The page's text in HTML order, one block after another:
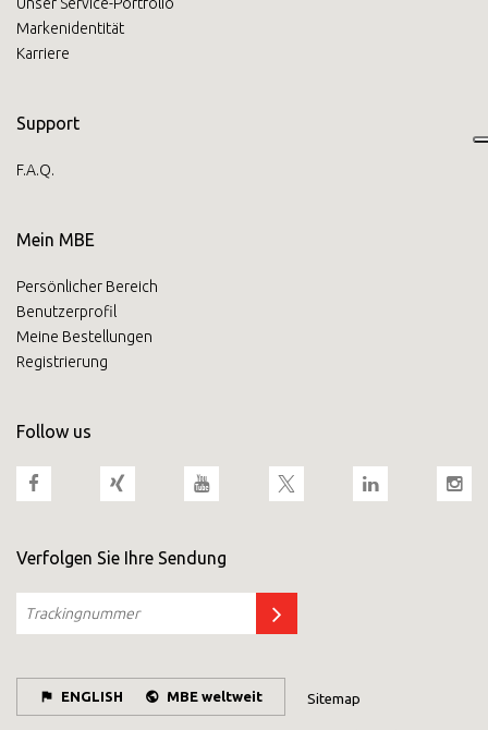
Markenidentität
Karriere
Support
F.A.Q.
Mein MBE
Persönlicher Bereich
Benutzerprofil
Meine Bestellungen
Registrierung
Follow us
Verfolgen Sie Ihre Sendung
ENGLISH MBE weltweit Sitemap